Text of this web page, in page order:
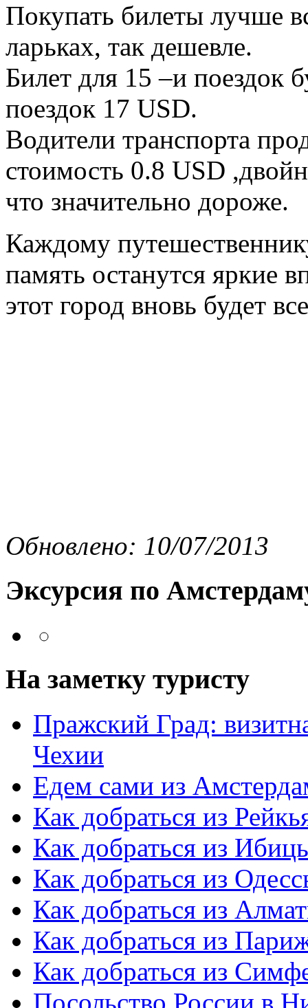
Покупать билеты лучше
ларьках, так дешевле.
Билет для 15 –и поездок
поездок 17 USD.
Водители транспорта
стоимость 0.8 USD
что значительно дороже.
Каждому
память останутся яркие
этот город вновь будет
Обновлено: 10/07/2013
Эксурсия по
На заметку туристу
Пражский Град:
Чехии
Едем сами из
Как добраться из
Как добраться из
Как добраться из
Как добраться из
Как добраться из
Как добраться из